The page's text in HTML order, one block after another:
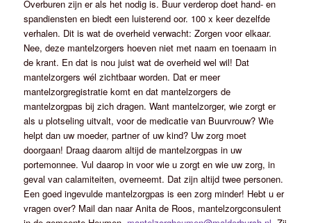
Overburen zijn er als het nodig is. Buur verderop doet hand- en
spandiensten en biedt een luisterend oor. 100 x keer dezelfde
verhalen. Dit is wat de overheid verwacht: Zorgen voor elkaar.
Nee, deze mantelzorgers hoeven niet met naam en toenaam in
de krant. En dat is nou juist wat de overheid wel wil! Dat
mantelzorgers wél zichtbaar worden. Dat er meer
mantelzorgregistratie komt en dat mantelzorgers de
mantelzorgpas bij zich dragen. Want mantelzorger, wie zorgt er
als u plotseling uitvalt, voor de medicatie van Buurvrouw? Wie
helpt dan uw moeder, partner of uw kind? Uw zorg moet
doorgaan! Draag daarom altijd de mantelzorgpas in uw
portemonnee. Vul daarop in voor wie u zorgt en wie uw zorg, in
geval van calamiteiten, overneemt. Dat zijn altijd twee personen.
Een goed ingevulde mantelzorgpas is een zorg minder! Hebt u er
vragen over? Mail dan naar Anita de Roos, mantelzorgconsulent